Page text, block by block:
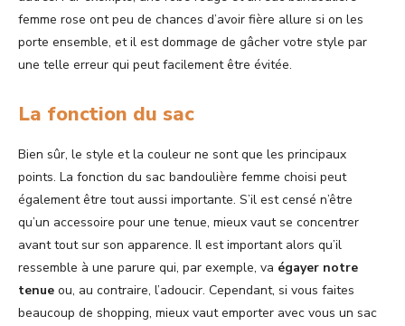
femme rose ont peu de chances d’avoir fière allure si on les
porte ensemble, et il est dommage de gâcher votre style par
une telle erreur qui peut facilement être évitée.
La fonction du sac
Bien sûr, le style et la couleur ne sont que les principaux
points. La fonction du sac bandoulière femme choisi peut
également être tout aussi importante. S’il est censé n’être
qu’un accessoire pour une tenue, mieux vaut se concentrer
avant tout sur son apparence. Il est important alors qu’il
ressemble à une parure qui, par exemple, va égayer notre
tenue ou, au contraire, l’adoucir. Cependant, si vous faites
beaucoup de shopping, mieux vaut emporter avec vous un sac